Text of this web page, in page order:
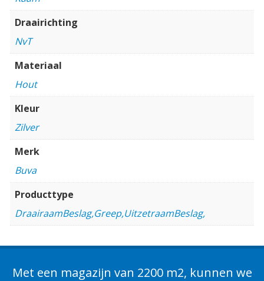
Draairichting
NvT
Materiaal
Hout
Kleur
Zilver
Merk
Buva
Producttype
DraairaamBeslag,Greep,UitzetraamBeslag,
Met een magazijn van 2200 m2, kunnen we